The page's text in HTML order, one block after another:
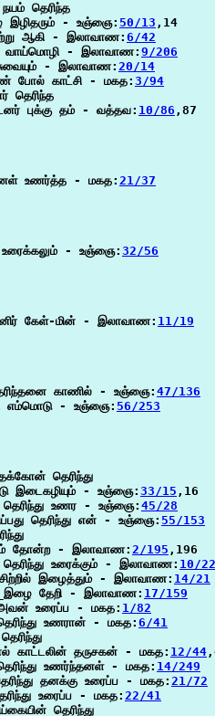
தெரிந்த
இழிதரும் - உஞ்ஞை:
50/13 ,14
ஆகி - இலாவாண: 6/42
வாய்மொழி - இலாவாண: 9/206
சுவையும் - இலாவாண: 20/14
போல் காட்சி - மகத: 3/94
தெரிந்த
புக்கு தம் - வத்தவ:
10/86 ,87
உணர்த்த - மகத:21/37
உரைக்கலும் - உஞ்ஞை: 32/56
கேள்-மின் - இலாவாண: 11/19
காணில் - உஞ்ஞை: 47/136
எம்மொடு - உஞ்ஞை: 56/253
தெரிந்து
இடைகழியும் - உஞ்ஞை:
33/15 ,16
தெரிந்து உணர - உஞ்ஞை: 45/28
தெரிந்து என் - உஞ்ஞை: 55/153
தோன்ற - இலாவாண:
2/195 ,196
தெரிந்து உரைக்கும் - இலாவாண: 10/22
சிற்றில் இழைத்தும் - இலாவாண: 14/21
தேறி - இலாவாண: 17/159
அவன் உரைப்ப - மகத: 1/82
உணரான் - மகத:6/41
தருசகன் - மகத:
12/44
உணர்ந்தனள் - மகத: 14/249
தனக்கு உரைப்ப - மகத: 21/72
உரைப்ப - மகத: 22/41
தெரிந்து